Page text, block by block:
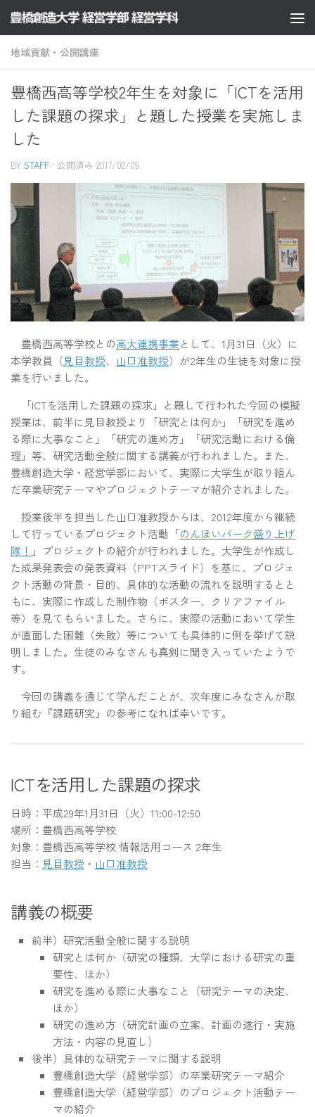
コンテンツへスキップ
地域貢献・公開講座
豊橋西高等学校2年生を対象に「ICTを活用
した課題の探求」と題した授業を実施しま
した
BY STAFF · 公開済み 2017/02/09
豊橋西高等学校との高大連携事業として、1月31日（火）に
本学教員（見目教授、 山口准教授）が2年生の生徒を対象に授
業を行いました。
「ICTを活用した課題の探求」と題して行われた今回の模擬
授業は、前半に見目教授より「研究とは何か」「研究を進め
る際に大事なこと」「研究の進め方」「研究活動における倫
理」等、研究活動全般に関する講義が行われました。また、
豊橋創造大学・経営学部において、実際に大学生が取り組ん
だ卒業研究テーマやプロジェクトテーマが紹介されました。
授業後半を担当した山口准教授からは、2012年度から継続
して行っているプロジェクト活動「のんほいパーク盛り上げ
隊！ 」プロジェクトの紹介が行われました。大学生が作成し
た成果発表会の発表資料（PPTスライド）を基に、プロジェ
クト活動の背景・目的、具体的な活動の流れを説明するとと
もに、実際に作成した制作物（ポスター、クリアファイル
等）を見てもらいました。さらに、実際の活動において学生
が直面した困難（失敗）等についても具体的に例を挙げて説
明しました。生徒のみなさんも真剣に聞き入っていたようで
す。
今回の講義を通じて学んだことが、次年度にみなさんが取
り組む『課題研究』の参考になれば幸いです。
ICTを活用した課題の探求
日時：平成29年1月31日（火）11:00-12:50
場所：豊橋西高等学校
対象：豊橋西高等学校 情報活用コース 2年生
担当： 見目教授 ・ 山口准教授
講義の概要
前半）研究活動全般に関する説明
研究とは何か（研究の種類、大学における研究の重
要性、ほか）
研究を進める際に大事なこと（研究テーマの決定、
ほか）
研究の進め方（研究計画の立案、計画の遂行・実施
方法・内容の見直し）
後半）具体的な研究テーマに関する説明
豊橋創造大学（経営学部）の卒業研究テーマ紹介
豊橋創造大学（経営学部）のプロジェクト活動テー
マの紹介